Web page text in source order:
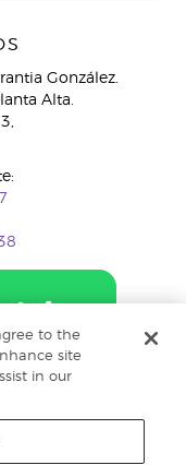
González.
Alta.
to the
site
in our